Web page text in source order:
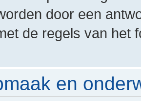
door een
de regels van het
en